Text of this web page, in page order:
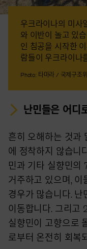
우크라이나의 미사
와 이반이 놀고 있
인 침공을 시작한
람들이 우크라이나
Photo: 타마라 / 국제구조
난민들은 어디
흔히 오해하는 것과
에 정착하지 않습니
민과 기타 실향민의
거주하고 있으며,
경우가 많습니다.
이동합니다. 그리고
실향민이 고향으로
로부터 온전히 회복